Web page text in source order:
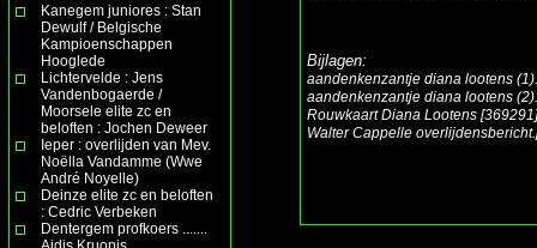
Kanegem juniores : Stan
Dewulf / Belgische
Kampioenschappen
Hooglede
Lichtervelde : Jens
Vandenbogaerde /
Moorsele elite zc en
beloften : Jochen Deweer
Ieper : overlijden van Mev.
Noëlla Vandamme (Wwe
André Noyelle)
Deinze elite zc en beloften
: Cedric Verbeken
Dentergem profkoers .......
Bijlagen:
aandenkenzantje diana lootens
aandenkenzantje diana lootens
Rouwkaart Diana Lootens
Walter Cappelle